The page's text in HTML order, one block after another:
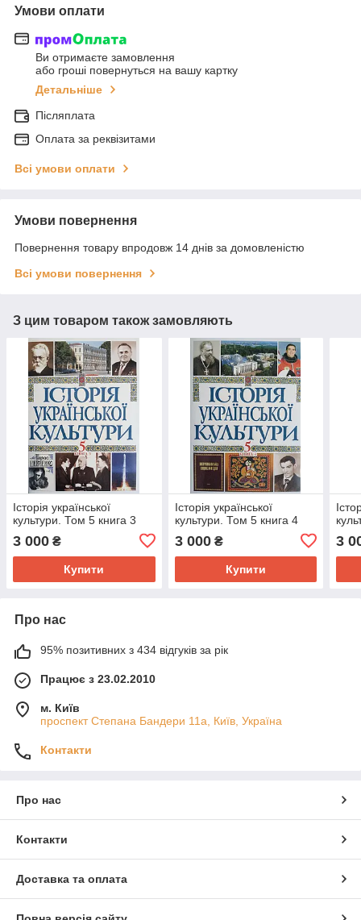
Умови оплати
Ви отримаєте замовлення
або гроші повернуться на вашу картку
Детальніше
Післяплата
Оплата за реквізитами
Всі умови оплати
Умови повернення
Повернення товару впродовж 14 днів за домовленістю
Всі умови повернення
З цим товаром також замовляють
Історія української
культури. Том 5 книга 3
3 000 ₴
Купити
Історія української
культури. Том 5 книга 4
3 000₴
Купити
3
Про нас
95% позитивних з 434 відгуків за рік
Працює з 23.02.2010
м. Київ
проспект Степана Бандери 11а, Київ, Україна
Контакти
Про нас
Контакти
Доставка та оплата